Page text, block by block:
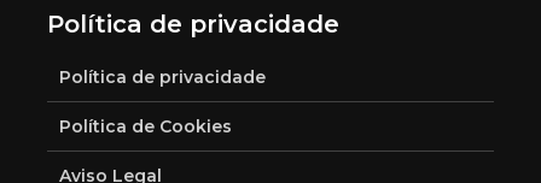
Política de privacidade
Política de privacidade
Política de Cookies
Aviso Legal